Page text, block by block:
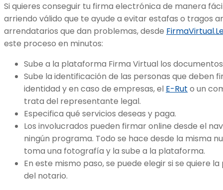
Si quieres conseguir tu firma electrónica de manera
arriendo válido que te ayude a evitar estafas o tragos
arrendatarios que dan problemas, desde
este proceso en minutos:
Sube a la plataforma Firma Virtual los
Sube la identificación de las personas que deben
identidad y en caso de empresas, el E-Rut o un
trata del representante legal.
Especifica qué servicios deseas y paga.
Los involucrados pueden firmar online desde el
ningún programa. Todo se hace desde la misma
toma una fotografía y la sube a la plataforma.
En este mismo paso, se puede elegir si se quiere
del notario.